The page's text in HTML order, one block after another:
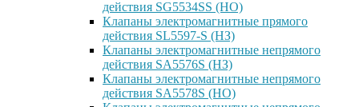
действия SG5534SS (НО)
Клапаны электромагнитные прямого
действия SL5597-S (НЗ)
Клапаны электромагнитные непрямого
действия SA5576S (НЗ)
Клапаны электромагнитные непрямого
действия SA5578S (НО)